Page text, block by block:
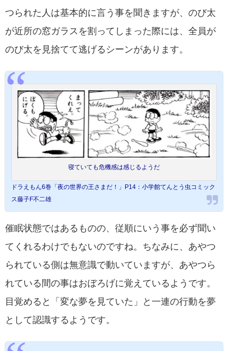
つられた人は基本的に言う事を聞きますが、のび太
が近所の窓ガラスを割ってしまった際には、全員が
のび太を見捨てて逃げるシーンがあります。
寝ていても危機感は感じるようだ
ドラえもん6巻「夜の世界の王さまだ！」P14：小学館てんとう虫コミック
ス藤子F不二雄
催眠状態ではあるものの、従順にいう事を必ず聞い
てくれるわけでもないのですね。ちなみに、あやつ
られている側は無意識で動いていますが、あやつら
れている間の事はおぼろげに覚えているようです。
目覚めると「変な夢を見ていた」と一連の行動を夢
として認識するようです。